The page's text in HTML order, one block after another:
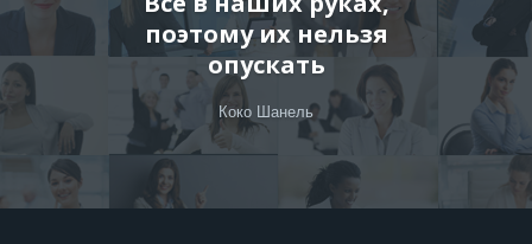
поэтому их нельзя
опускать
Коко Шанель